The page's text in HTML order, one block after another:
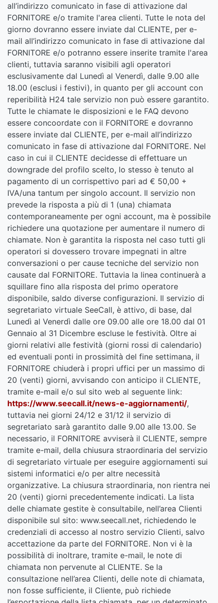
all’indirizzo comunicato in fase di attivazione dal
FORNITORE e/o tramite l'area clienti. Tutte le nota del
giorno dovranno essere inviate dal CLIENTE, per e-
mail all’indirizzo comunicato in fase di attivazione dal
FORNITORE e/o potranno essere inserite tramite l'area
clienti, tuttavia saranno visibili agli operatori
esclusivamente dal Lunedì al Venerdì, dalle 9.00 alle
18.00 (esclusi i festivi), in quanto per gli account con
reperibilità H24 tale servizio non può essere garantito.
Tutte le chiamate le disposizioni e le FAQ devono
essere concoordate con il FORNITORE e dovranno
essere inviate dal CLIENTE, per e-mail all’indirizzo
comunicato in fase di attivazione dal FORNITORE. Nel
caso in cui il CLIENTE decidesse di effettuare un
downgrade del profilo scelto, lo stesso è tenuto al
pagamento di un corrispettivo pari ad € 50,00 +
IVA/una tantum per singolo account. Il servizio non
prevede la risposta a più di 1 (una) chiamata
contemporaneamente per ogni account, ma è possibile
richiedere una quotazione per aumentare il numero di
chiamate. Non è garantita la risposta nel caso tutti gli
operatori si dovessero trovare impegnati in altre
conversazioni o per cause tecniche del servizio non
causate dal FORNITORE. Tuttavia la linea continuerà a
squillare fino alla risposta del primo operatore
disponibile, saldo diverse configurazioni. Il servizio di
segretariato virtuale SeeCall, è attivo, di base, dal
Lunedì al Venerdì dalle ore 09.00 alle ore 18.00 dal 01
Gennaio al 31 Dicembre escluse le festività. Oltre ai
giorni relativi alle festività (giorni rossi di calendario)
ed eventuali ponti in prossimità del fine settimana, il
FORNITORE chiuderà i propri uffici per un massimo di
20 (venti) giorni, avvisando con anticipo il CLIENTE,
tramite e-mail e/o sul sito web al seguente link:
https://www.seecall.it/news-e-aggiornamenti/,
tuttavia nei giorni 24/12 e 31/12 il servizio di
segretariato sarà garantito dalle 9.00 alle 13.00. Se
necessario, il FORNITORE avviserà il CLIENTE, sempre
tramite e-mail, della chiusura straordinaria del servizio
di segretariato virtuale per eseguire aggiornamenti sui
sistemi informatici e/o per altre necessità
organizzative. La chiusura straordinaria, non rientra nei
20 (venti) giorni precedentemente indicati. La lista
delle chiamate gestite è consultabile, nell’area Clienti
disponibile sul sito: www.seecall.net, richiedendo le
credenziali di accesso al nostro servizio Clienti, salvo
accettazione da parte del FORNITORE. Non vi è la
possibilità di inoltrare, tramite e-mail, le note di
chiamata non pervenute al CLIENTE. Se la
consultazione nell’area Clienti, delle note di chiamata,
non fosse sufficiente, il Cliente, può richiede